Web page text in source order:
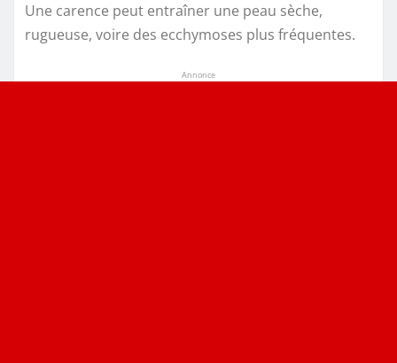
Une carence peut entraîner une peau sèche,
rugueuse, voire des ecchymoses plus fréquentes.
Annonce